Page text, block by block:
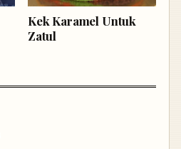
Kek Karamel Untuk
Zatul